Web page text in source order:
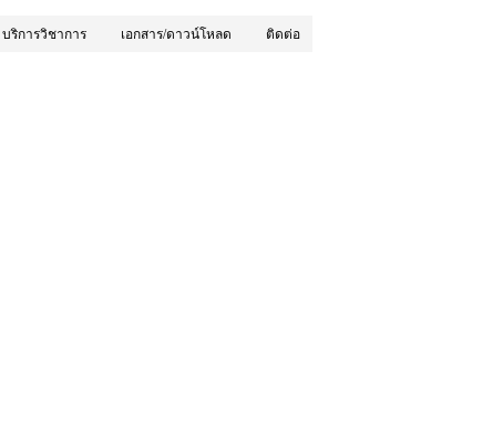
บริการวิชาการ เอกสาร/ดาวน์โหลด ติดต่อ